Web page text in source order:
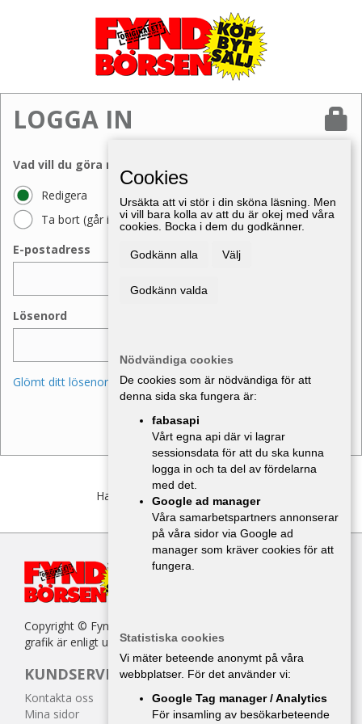
LOGGA IN
Vad vill du göra med din annons?
Redigera
Ta bort (går inte att ångra)
E-postadress
Lösenord
Glömt ditt lösenord?
Har du inget konto?Bli medlem
Copyright © Fyndbörsen. All kopiering av texter, bilder eller
grafik är enligt upphovsrättslagen förbjuden.
KUNDSERVICE
Kontakta oss
Mina sidor
Cookies
Ursäkta att vi stör i din sköna läsning. Men
vi vill bara kolla av att du är okej med våra
cookies. Bocka i dem du godkänner.
Godkänn alla Välj
Godkänn valda
Nödvändiga cookies
De cookies som är nödvändiga för att
denna sida ska fungera är:
fabasapi
Vårt egna api där vi lagrar
sessionsdata för att du ska kunna
logga in och ta del av fördelarna
med det.
Google ad manager
Våra samarbetspartners annonserar
på våra sidor via Google ad
manager som kräver cookies för att
fungera.
Statistiska cookies
Vi mäter beteende anonymt på våra
webbplatser. För det använder vi:
Google Tag manager / Analytics
För insamling av besökarbeteende